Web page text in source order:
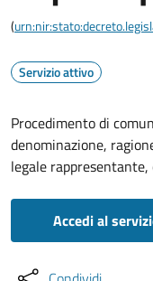
(
Servizio attivo
Procedimento di
denominazione,
legale rappresentante,
Accedi al